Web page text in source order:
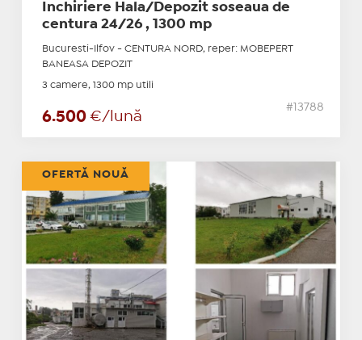
Inchiriere Hala/Depozit soseaua de
centura 24/26 , 1300 mp
Bucuresti-Ilfov - CENTURA NORD, reper: MOBEPERT
BANEASA DEPOZIT
3 camere, 1300 mp utili
6.500 €/lună
#13788
OFERTĂ NOUĂ